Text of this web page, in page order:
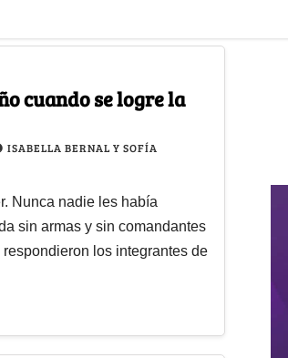
cuando se logre la
ISABELLA BERNAL Y SOFÍA
Nunca nadie les había
sin armas y sin comandantes
los integrantes de